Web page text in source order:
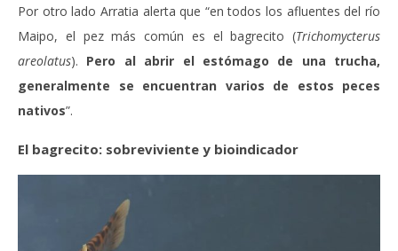
Por otro lado Arratia alerta que “en todos los afluentes del río
Maipo, el pez más común es el bagrecito (Trichomycterus
areolatus). Pero al abrir el estómago de una trucha,
generalmente se encuentran varios de estos peces
nativos”.
El bagrecito: sobreviviente y bioindicador